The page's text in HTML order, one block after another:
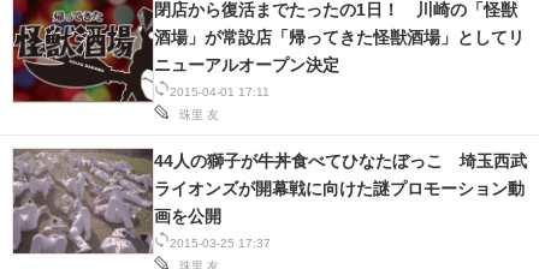
2015-04-01 17:11
珠里 友
閉店から復活までたったの1日！ 川崎の「怪獣
酒場」が常設店「帰ってきた怪獣酒場」としてリ
ニューアルオープン決定
2015-03-25 17:37
珠里 友
44人の獅子が牛丼食べてひなたぼっこ 埼玉西武
ライオンズが開幕戦に向けた謎プロモーション動
画を公開